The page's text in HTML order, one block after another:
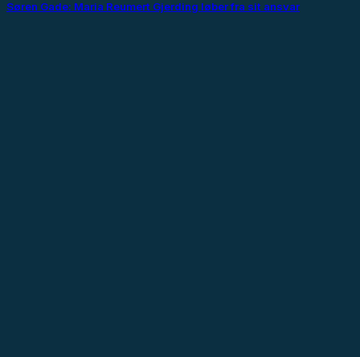
Søren Gade: Maria Reumert Gjerding løber fra sit ansvar